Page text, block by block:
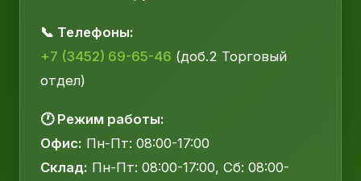
📞 Телефоны:
+7 (3452) 69-65-46 (доб.2 Торговый
отдел)
🕐 Режим работы:
Офис: Пн-Пт: 08:00-17:00
Склад: Пн-Пт: 08:00-17:00, Сб: 08:00-